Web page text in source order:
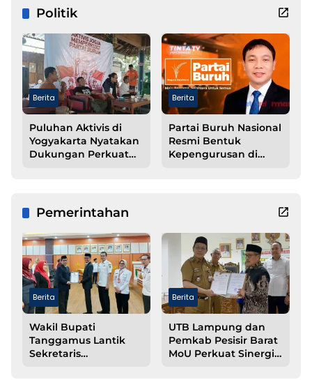
Politik
Berita
Puluhan Aktivis di
Yogyakarta Nyatakan
Dukungan Perkuat
Berita
Partai Buruh Nasional
Resmi Bentuk
Kepengurusan di
Pemerintahan
Berita
Wakil Bupati
Tanggamus Lantik
Sekretaris
Berita
UTB Lampung dan
Pemkab Pesisir Barat
MoU Perkuat Sinergi